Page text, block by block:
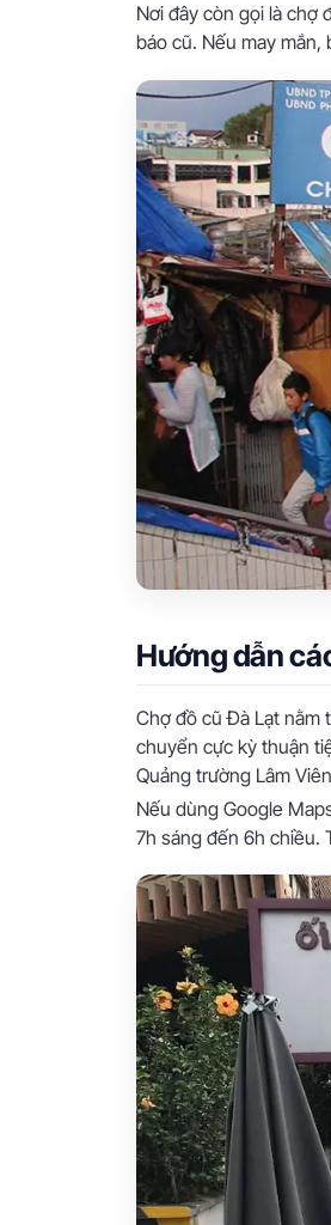
Nơi đây còn gọi là chợ
báo cũ. Nếu may
Hướng dẫn
Chợ đồ cũ Đà Lạt nằm
chuyển cực kỳ thuận
Quảng trường Lâm
Nếu dùng Google
7h sáng đến 6h chiều.